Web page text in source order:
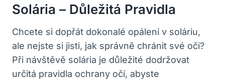
Solária – Důležitá Pravidla
Chcete si dopřát ⁤dokonalé opálení v soláriu,
ale nejste si ‌jisti, ‌jak správně chránit své‍ oči?
Při návštěvě solária je důležité dodržovat
určitá ⁤pravidla ochrany ​očí, abyste